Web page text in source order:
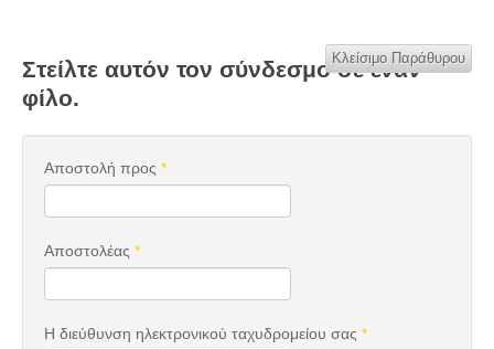
Στείλτε αυτόν τον σύνδεσμο σε έναν
φίλο.
Κλείσιμο Παράθυρου
Αποστολή προς *
Αποστολέας *
Η διεύθυνση ηλεκτρονικού ταχυδρομείου σας *